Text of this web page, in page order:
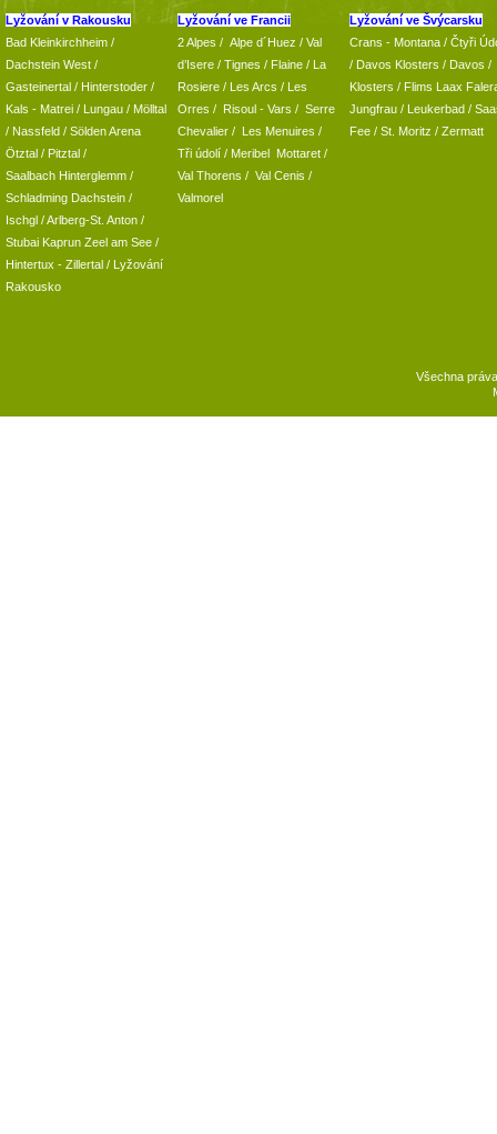
Lyžování v Rakousku
Bad Kleinkirchheim /
Dachstein West /
Gasteinertal / Hinterstoder /
Kals - Matrei / Lungau / Mölltal
/ Nassfeld / Sölden Arena
Ötztal / Pitztal /
Saalbach Hinterglemm /
Schladming Dachstein /
Ischgl /Arlberg-St. Anton /
Stubai Kaprun Zeel am See /
Hintertux - Zillertal / Lyžování
Rakousko
Lyžování ve Francii
2 Alpes / Alpe d´Huez / Val
d’Isere / Tignes / Flaine / La
Rosiere / Les Arcs / Les
Orres / Risoul - Vars / Serre
Chevalier / Les Menuires /
Tři údolí / Meribel Mottaret /
Val Thorens / Val Cenis /
Valmorel
Lyžování ve Švýcarsku
Crans - Montana / Čtyři
/ Davos Klosters / Davos /
Klosters / Flims Laax
Jungfrau / Leukerbad /
Fee / St. Moritz / Zermatt
Všechna